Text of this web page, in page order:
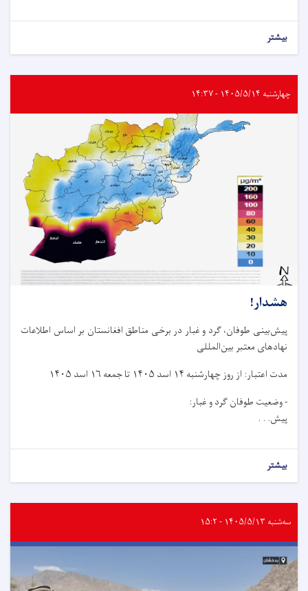
بیشتر
چهارشنبه ۱۴۰۵/۵/۱۴ - ۱۴:۳۷
هشدار!
پیش‌بینی طوفان، گرد و غبار در برخی مناطق افغانستان بر اساس اطلاعات
نهادهای معتبر بین‌المللی
مدت اعتبار: از روز چهار‌شنبه ۱۴ اسد ۱۴۰۵ تا جمعه ۱۶ اسد ۱۴۰۵
- وضعیت طوفان گرد و غبار:
پیش. . .
بیشتر
سه‌شنبه ۱۴۰۵/۵/۱۳ - ۱۵:۲